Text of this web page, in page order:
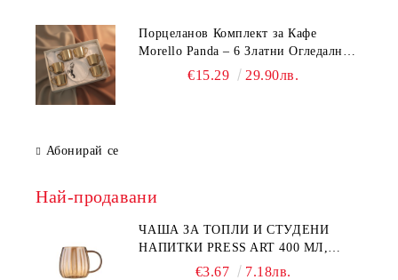
Порцеланов Комплект за Кафе
Morello Panda – 6 Златни Огледални
Чаши с Анаморфно Отражение и
€15.29 29.90лв.
Абонирай се
Най-продавани
ЧАША ЗА ТОПЛИ И СТУДЕНИ
НАПИТКИ PRESS ART 400 МЛ,
БОРОСИЛИКАТНО СТЪКЛО
€3.67 7.18лв.